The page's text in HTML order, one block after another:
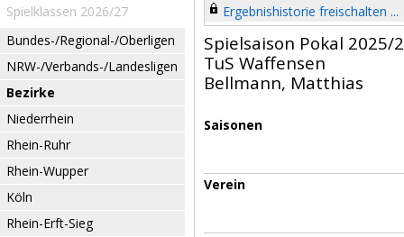
Spielklassen 2026/27
Bundes-/Regional-/Oberligen
NRW-/Verbands-/Landesligen
Bezirke
Niederrhein
Rhein-Ruhr
Rhein-Wupper
Köln
Rhein-Erft-Sieg
Ergebnishistorie freischalten ...
Spielsaison Pokal 2025/
TuS Waffensen
Bellmann, Matthias
Saisonen
Verein